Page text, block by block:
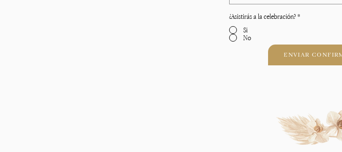
¿Asistirás a la celebración? *
Si
No
ENVIAR